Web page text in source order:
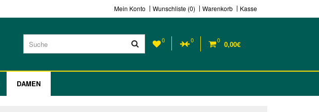
Mein Konto Wunschliste (0) Warenkorb Kasse
0 0 0 0,00€
DAMEN